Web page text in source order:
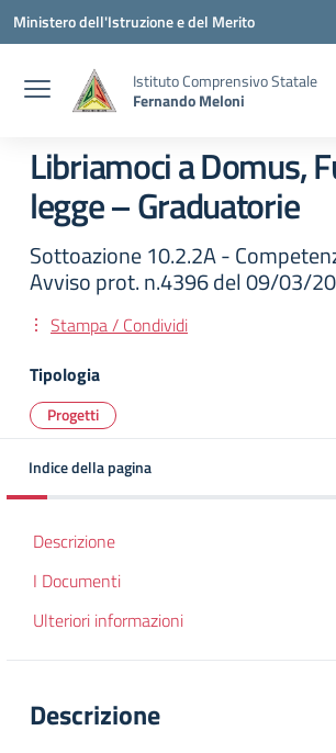
Vai ai contenuti
Vai al menu di navigazione
Vai al footer
Ministero dell'Istruzione e del Merito
Istituto Comprensivo Statale
Fernando Meloni
Libriamoci a Domus,
legge – Graduatorie
Sottoazione 10.2.2A -
Avviso prot. n.4396 del 09/03/
Stampa / Condividi
Tipologia
Progetti
Indice della pagina
Descrizione
I Documenti
Ulteriori informazioni
Descrizione